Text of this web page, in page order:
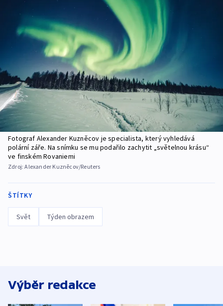
Fotograf Alexander Kuzněcov je specialista, který vyhledává
polární záře. Na snímku se mu podařilo zachytit „světelnou krásu“
ve finském Rovaniemi
Zdroj:Alexander Kuzněcov/Reuters
ŠTÍTKY
Svět Týden obrazem
Výběr redakce